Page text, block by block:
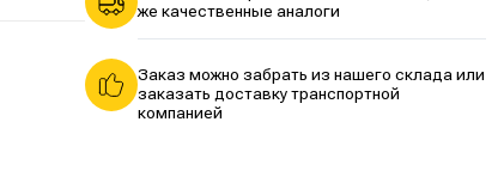
же качественные аналоги
Заказ можно забрать из нашего склада или
заказать доставку транспортной
компанией